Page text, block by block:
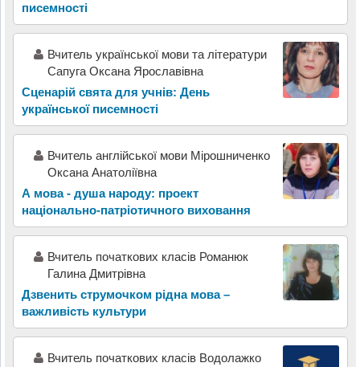
писемності
Вчитель української мови та літератури
Сапуга Оксана Ярославівна
Сценарій свята для учнів: День
української писемності
Вчитель англійської мови Мірошниченко
Оксана Анатоліївна
А мова - душа народу: проект
національно-патріотичного виховання
Вчитель початкових класів Романюк
Галина Дмитрівна
Дзвенить струмочком рідна мова –
важливість культури
Вчитель початкових класів Водолажко